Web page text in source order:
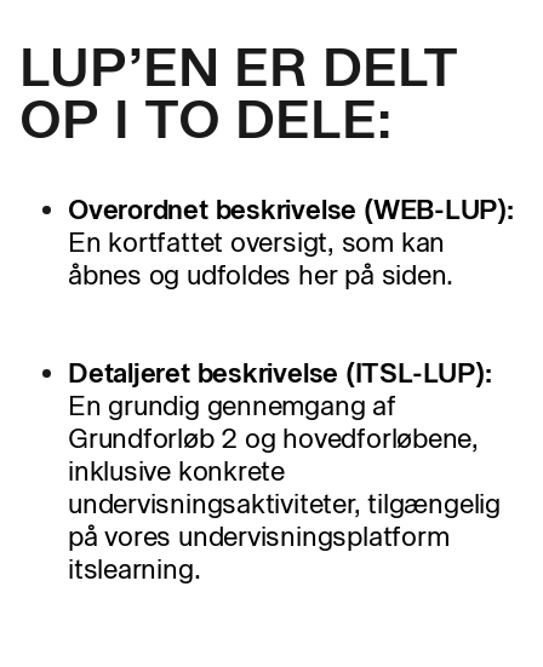
LUP’EN ER DELT
OP I TO DELE:
Overordnet beskrivelse (WEB-LUP):
En kortfattet oversigt, som kan
åbnes og udfoldes her på siden.
Detaljeret beskrivelse (ITSL-LUP):
En grundig gennemgang af
Grundforløb 2 og hovedforløbene,
inklusive konkrete
undervisningsaktiviteter, tilgængelig
på vores undervisningsplatform
itslearning.